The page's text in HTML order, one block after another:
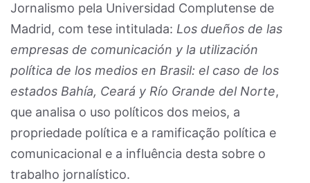
Jornalismo pela Universidad Complutense de
Madrid, com tese intitulada: Los dueños de las
empresas de comunicación y la utilización
política de los medios en Brasil: el caso de los
estados Bahía, Ceará y Río Grande del Norte,
que analisa o uso políticos dos meios, a
propriedade política e a ramificação política e
comunicacional e a influência desta sobre o
trabalho jornalístico.